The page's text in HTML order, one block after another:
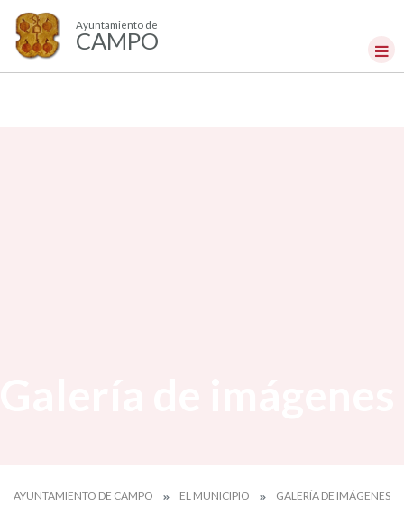
Ayuntamiento de
CAMPO
AYUNTAMIENTO DE CAMPO EL MUNICIPIO GALERÍA DE IMÁGENES